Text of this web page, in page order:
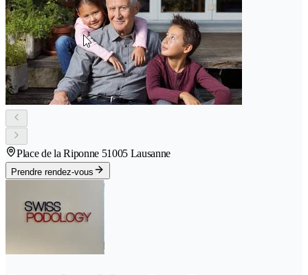
Place de la Riponne 51005 Lausanne
Prendre rendez-vous